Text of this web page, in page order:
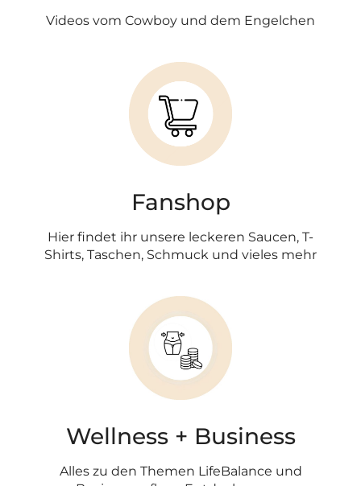
Videos vom Cowboy und dem Engelchen
Fanshop
Hier findet ihr unsere leckeren Saucen, T-
Shirts, Taschen, Schmuck und vieles mehr
Wellness + Business
Alles zu den Themen LifeBalance und